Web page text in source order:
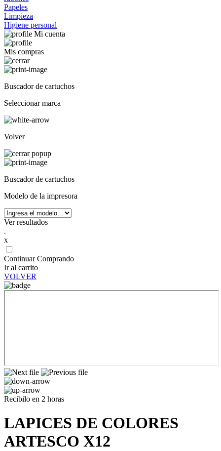
Papeles
Limpieza
Higiene personal
Mi cuenta
Mis compras
Buscador de cartuchos
Seleccionar marca
Volver
Buscador de cartuchos
Modelo de la impresora
Ver resultados
.
x
Continuar Comprando
Ir al carrito
VOLVER
Recibilo en 2 horas
LAPICES DE COLORES
ARTESCO X12